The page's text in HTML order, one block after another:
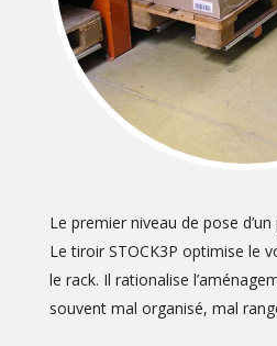
Le premier niveau de pose
Le tiroir STOCK3P optimise le
le rack. Il rationalise
souvent mal organisé, mal